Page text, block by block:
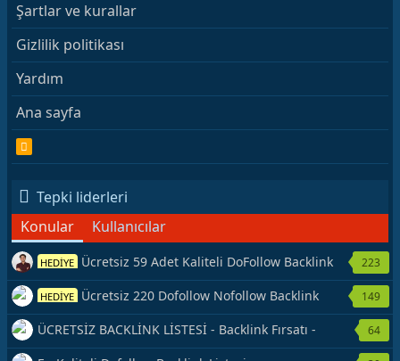
Şartlar ve kurallar
Gizlilik politikası
Yardım
Ana sayfa
S
Tepki liderleri
Konular
Kullanıcılar
HEDİYE Ücretsiz 59 Adet Kaliteli DoFollow Backlink
Kaynağı Veriyorum.
223
HEDİYE Ücretsiz 220 Dofollow Nofollow Backlink
Veriyorum
149
ÜCRETSİZ BACKLİNK LİSTESİ - Backlink Fırsatı -
Hemen Yetiş!
64